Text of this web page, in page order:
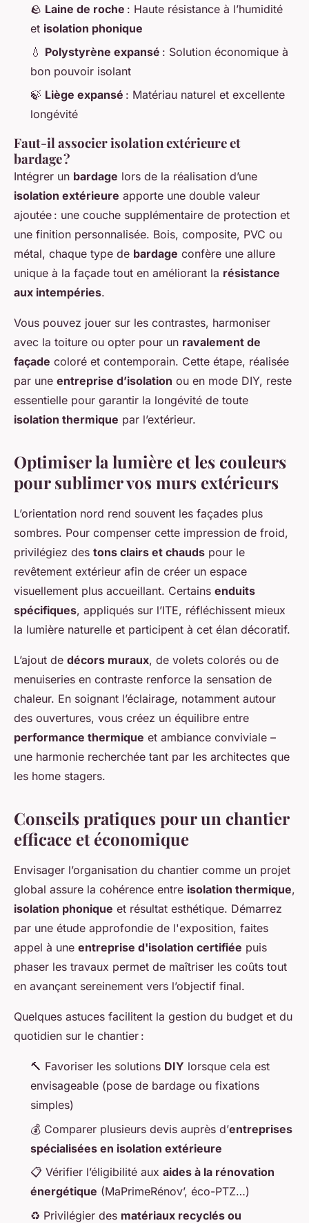
🪨 Laine de roche : Haute résistance à l’humidité
et isolation phonique
💧 Polystyrène expansé : Solution économique à
bon pouvoir isolant
🍃 Liège expansé : Matériau naturel et excellente
longévité
Faut-il associer isolation extérieure et
bardage ?
Intégrer un bardage lors de la réalisation d’une
isolation extérieure apporte une double valeur
ajoutée : une couche supplémentaire de protection et
une finition personnalisée. Bois, composite, PVC ou
métal, chaque type de bardage confère une allure
unique à la façade tout en améliorant la résistance
aux intempéries.
Vous pouvez jouer sur les contrastes, harmoniser
avec la toiture ou opter pour un ravalement de
façade coloré et contemporain. Cette étape, réalisée
par une entreprise d’isolation ou en mode DIY, reste
essentielle pour garantir la longévité de toute
isolation thermique par l’extérieur.
Optimiser la lumière et les couleurs
pour sublimer vos murs extérieurs
L’orientation nord rend souvent les façades plus
sombres. Pour compenser cette impression de froid,
privilégiez des tons clairs et chauds pour le
revêtement extérieur afin de créer un espace
visuellement plus accueillant. Certains enduits
spécifiques, appliqués sur l’ITE, réfléchissent mieux
la lumière naturelle et participent à cet élan décoratif.
L’ajout de décors muraux, de volets colorés ou de
menuiseries en contraste renforce la sensation de
chaleur. En soignant l’éclairage, notamment autour
des ouvertures, vous créez un équilibre entre
performance thermique et ambiance conviviale –
une harmonie recherchée tant par les architectes que
les home stagers.
Conseils pratiques pour un chantier
efficace et économique
Envisager l’organisation du chantier comme un projet
global assure la cohérence entre isolation thermique,
isolation phonique et résultat esthétique. Démarrez
par une étude approfondie de l'exposition, faites
appel à une entreprise d'isolation certifiée puis
phaser les travaux permet de maîtriser les coûts tout
en avançant sereinement vers l’objectif final.
Quelques astuces facilitent la gestion du budget et du
quotidien sur le chantier :
🔨 Favoriser les solutions DIY lorsque cela est
envisageable (pose de bardage ou fixations
simples)
💰 Comparer plusieurs devis auprès d’entreprises
spécialisées en isolation extérieure
📋 Vérifier l’éligibilité aux aides à la rénovation
énergétique (MaPrimeRénov’, éco-PTZ…)
♻ Privilégier des matériaux recyclés ou